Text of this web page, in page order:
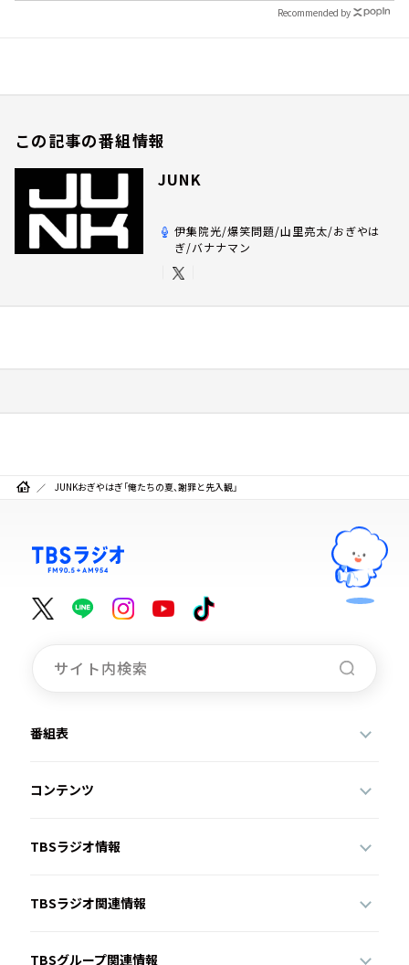
Recommended by
この記事の番組情報
JUNK
伊集院光/爆笑問題/山里亮太/おぎやは
ぎ/バナナマン
JUNKおぎやはぎ「俺たちの夏、謝罪と先入観」
番組表
コンテンツ
TBSラジオ情報
TBSラジオ関連情報
TBSグループ関連情報